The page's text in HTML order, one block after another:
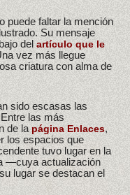
puede faltar la mención
Su mensaje
delartículo que le
vez más llegue
criatura con alma de
sido escasas las
las más
de lapágina Enlaces,
los espacios que
tuvo lugar en la
—cuya actualización
lugar se destacan el